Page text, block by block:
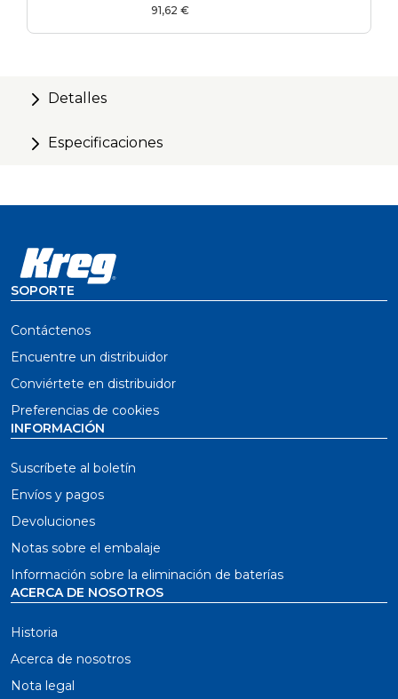
resistencia
91,62 €
Detalles
Especificaciones
SOPORTE
Contáctenos
Encuentre un distribuidor
Conviértete en distribuidor
Preferencias de cookies
INFORMACIÓN
Suscríbete al boletín
Envíos y pagos
Devoluciones
Notas sobre el embalaje
Información sobre la eliminación de baterías
ACERCA DE NOSOTROS
Historia
Acerca de nosotros
Nota legal